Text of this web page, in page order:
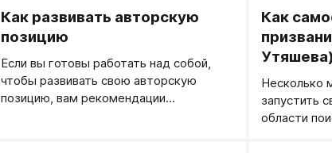
Как развивать авторскую
позицию
Если вы готовы работать над собой,
чтобы развивать свою авторскую
позицию, вам рекомендации...
Как
Утяшева)
Несколько
запустить
области